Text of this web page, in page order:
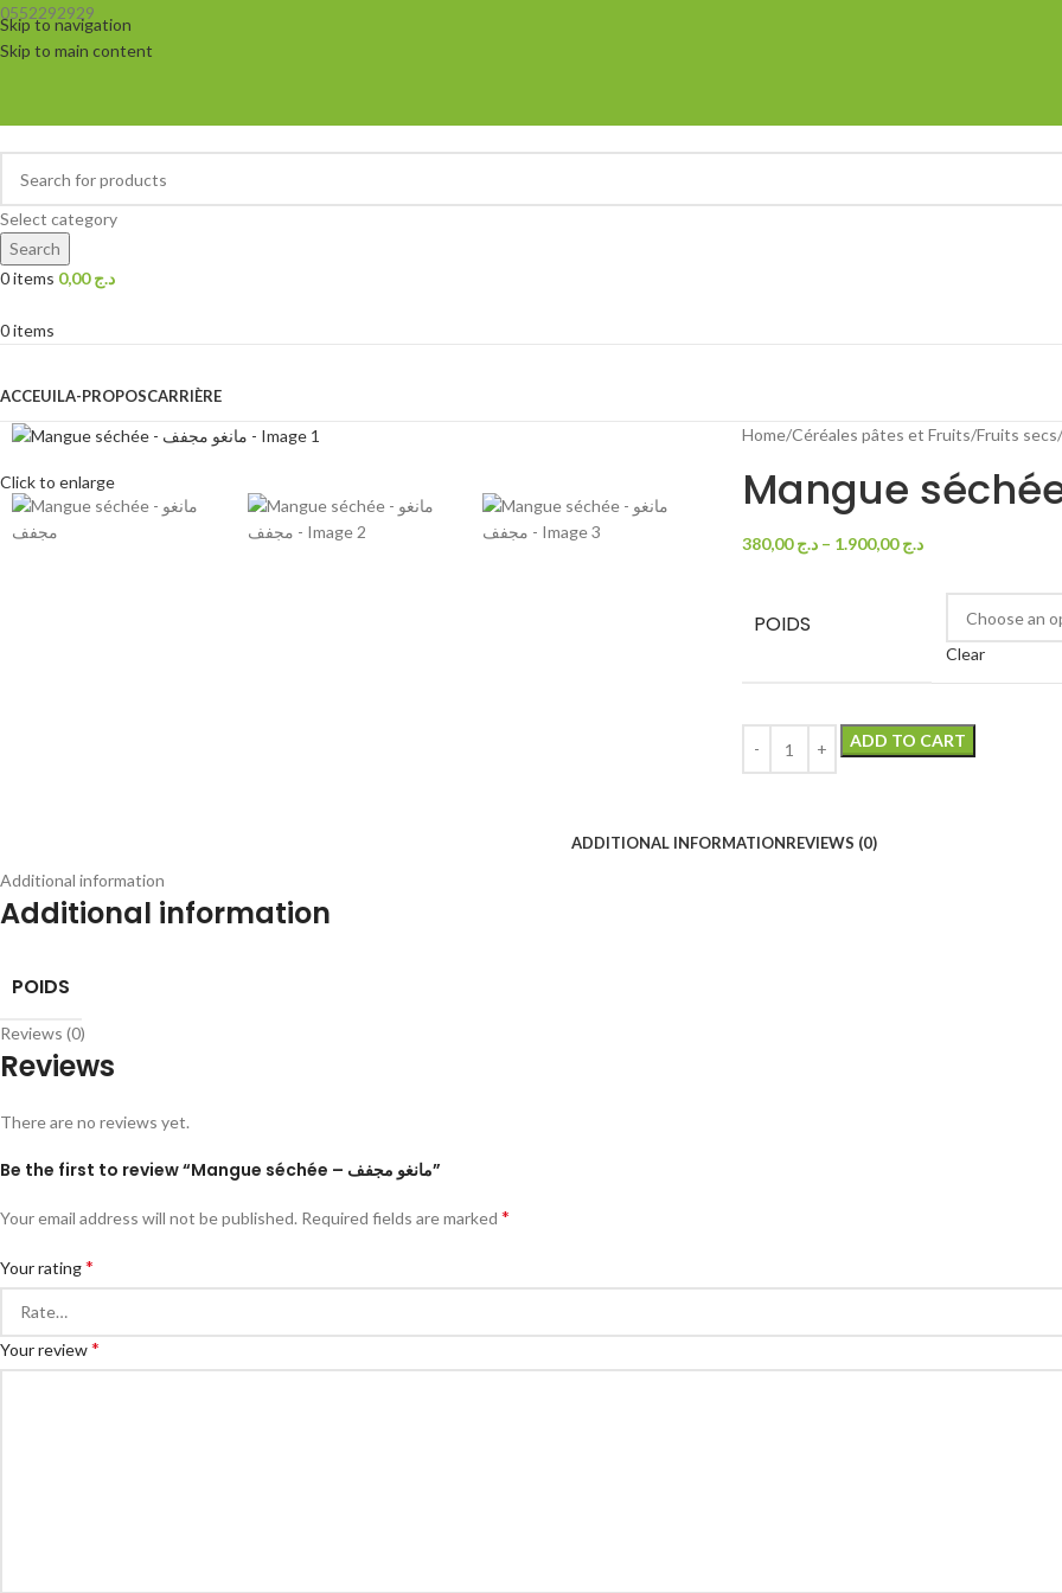
Skip to navigation
Skip to main content
0552292929
Select category
Search
0items د.ج0,00
0items
ACCEUILA-PROPOSCARRIÈRE
Click to enlarge
Home Céréales pâtes et Fruits Fruits secs
د.ج380,00 – د.ج1.900,00
POIDS
Clear
ADD TO CART
ADDITIONAL INFORMATIONREVIEWS (0)
Additional information
Additional information
POIDS
Reviews (0)
Reviews
There are no reviews yet.
Be the first to review “Mangue séchée – مانغو مجفف”
Your email address will not be published. Required fields are marked *
Your rating*
Your review*